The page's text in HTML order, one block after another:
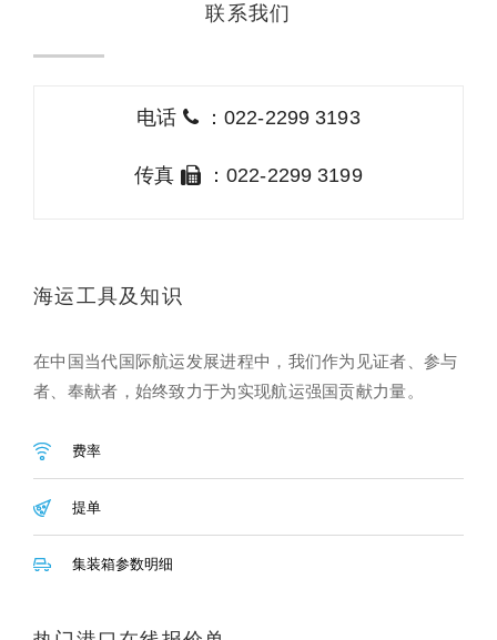
联系我们
电话 ：022-2299 3193
传真 ：022-2299 3199
海运工具及知识
在中国当代国际航运发展进程中，我们作为见证者、参与
者、奉献者，始终致力于为实现航运强国贡献力量。
费率
提单
集装箱参数明细